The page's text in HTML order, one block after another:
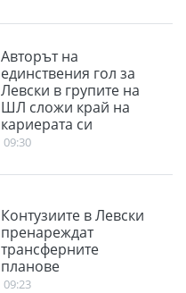
Авторът на
единствения гол за
Левски в групите на
ШЛ сложи край на
кариерата си
09:30
Контузиите в Левски
пренареждат
трансферните
планове
09:23